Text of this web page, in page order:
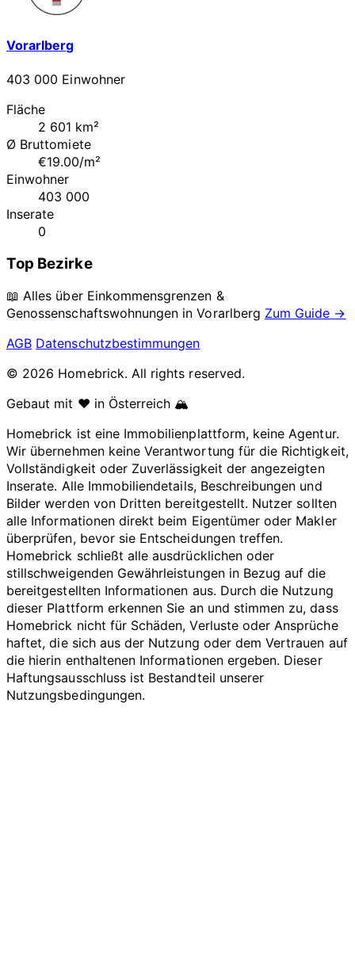
Vorarlberg
403 000 Einwohner
Fläche
2 601 km²
Ø Bruttomiete
€19.00/m²
Einwohner
403 000
Inserate
0
Top Bezirke
📖 Alles über Einkommensgrenzen &
Genossenschaftswohnungen inVorarlberg Zum Guide →
AGB Datenschutzbestimmungen
© 2026 Homebrick. All rights reserved.
Gebaut mit ❤️ in Österreich 🏔️
Homebrick ist eine Immobilienplattform, keine Agentur.
Wir übernehmen keine Verantwortung für die Richtigkeit,
Vollständigkeit oder Zuverlässigkeit der angezeigten
Inserate. Alle Immobiliendetails, Beschreibungen und
Bilder werden von Dritten bereitgestellt. Nutzer sollten
alle Informationen direkt beim Eigentümer oder Makler
überprüfen, bevor sie Entscheidungen treffen.
Homebrick schließt alle ausdrücklichen oder
stillschweigenden Gewährleistungen in Bezug auf die
bereitgestellten Informationen aus. Durch die Nutzung
dieser Plattform erkennen Sie an und stimmen zu, dass
Homebrick nicht für Schäden, Verluste oder Ansprüche
haftet, die sich aus der Nutzung oder dem Vertrauen auf
die hierin enthaltenen Informationen ergeben. Dieser
Haftungsausschluss ist Bestandteil unserer
Nutzungsbedingungen.